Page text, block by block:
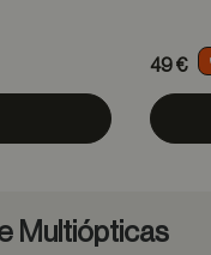
49 €
Multiópticas